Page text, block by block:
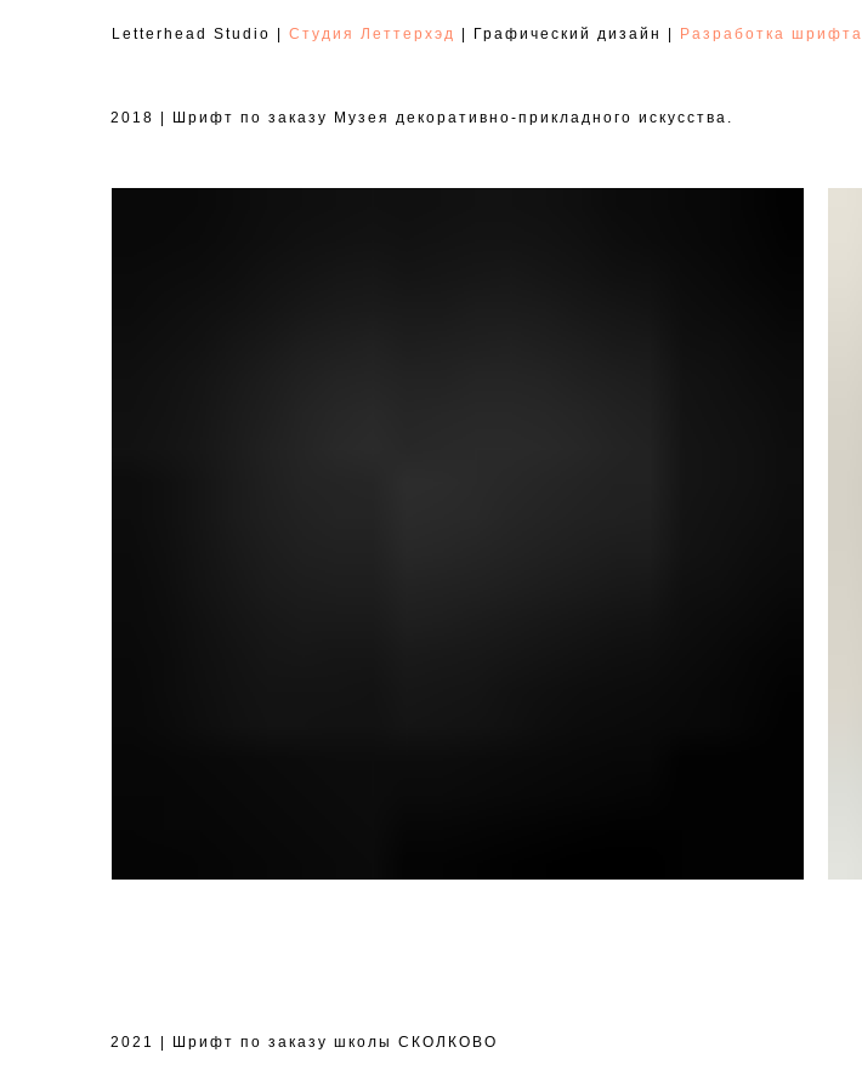
Letterhead Studio | Студия Леттерхэд | Графический дизайн | Разработка шрифта
2018 | Шрифт по заказу Музея декоративно-прикладного искусства.
2021 | Шрифт по заказу школы СКОЛКОВО